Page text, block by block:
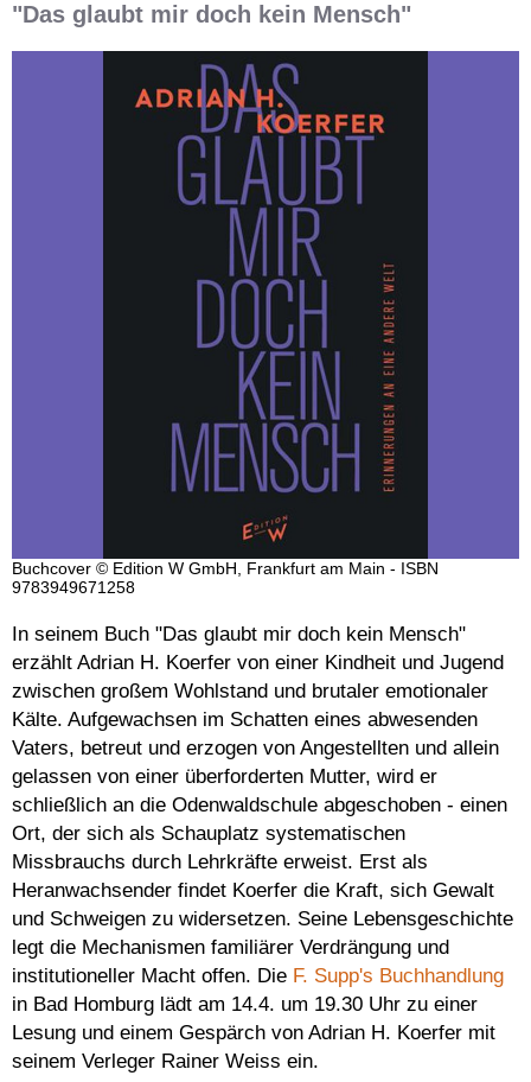
"Das glaubt mir doch kein Mensch"
Buchcover © Edition W GmbH, Frankfurt am Main - ISBN
9783949671258
In seinem Buch "Das glaubt mir doch kein Mensch"
erzählt Adrian H. Koerfer von einer Kindheit und Jugend
zwischen großem Wohlstand und brutaler emotionaler
Kälte. Aufgewachsen im Schatten eines abwesenden
Vaters, betreut und erzogen von Angestellten und allein
gelassen von einer überforderten Mutter, wird er
schließlich an die Odenwaldschule abgeschoben - einen
Ort, der sich als Schauplatz systematischen
Missbrauchs durch Lehrkräfte erweist. Erst als
Heranwachsender findet Koerfer die Kraft, sich Gewalt
und Schweigen zu widersetzen. Seine Lebensgeschichte
legt die Mechanismen familiärer Verdrängung und
institutioneller Macht offen. Die F. Supp's Buchhandlung
in Bad Homburg lädt am 14.4. um 19.30 Uhr zu einer
Lesung und einem Gespärch von Adrian H. Koerfer mit
seinem Verleger Rainer Weiss ein.